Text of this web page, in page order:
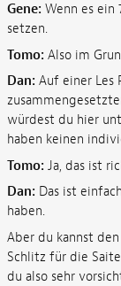
Gene: Wenn es ein
setzen.
Tomo: Also im
Dan: Auf einer Les
würdest du hier
haben keinen
Tomo: Ja, das ist
Dan: Das ist
haben.
Aber du kannst
Schlitz für die
du also sehr